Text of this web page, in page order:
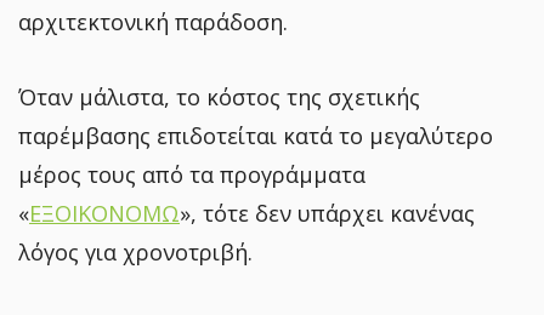
αρχιτεκτονική παράδοση.
Όταν μάλιστα, το κόστος της σχετικής
παρέμβασης επιδοτείται κατά το μεγαλύτερο
μέρος τους από τα προγράμματα
«ΕΞΟΙΚΟΝΟΜΩ», τότε δεν υπάρχει κανένας
λόγος για χρονοτριβή.